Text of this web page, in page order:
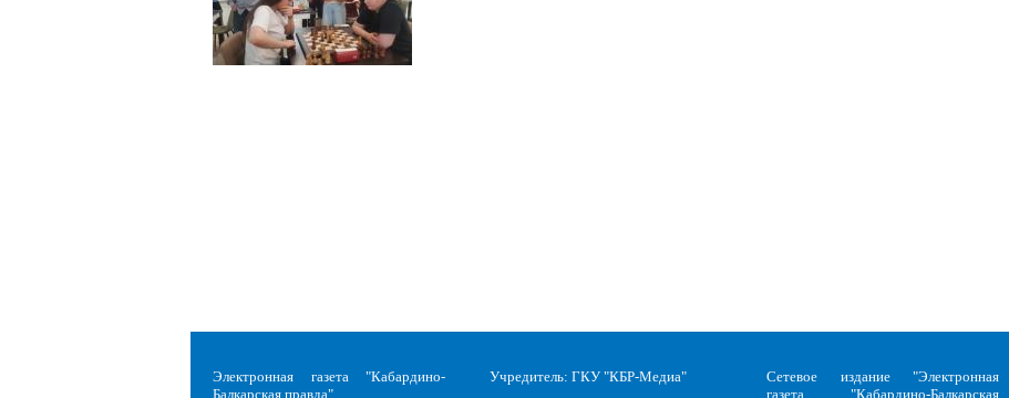
Электронная газета "Кабардино-
Балкарская правда"
Учредитель: ГКУ "КБР-Медиа"
Сетевое издание "Электронная
газета "Кабардино-Балкарская